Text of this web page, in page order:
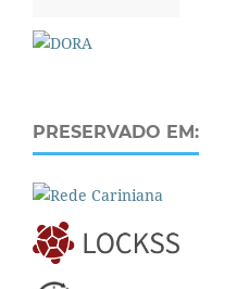
PRESERVADO EM: